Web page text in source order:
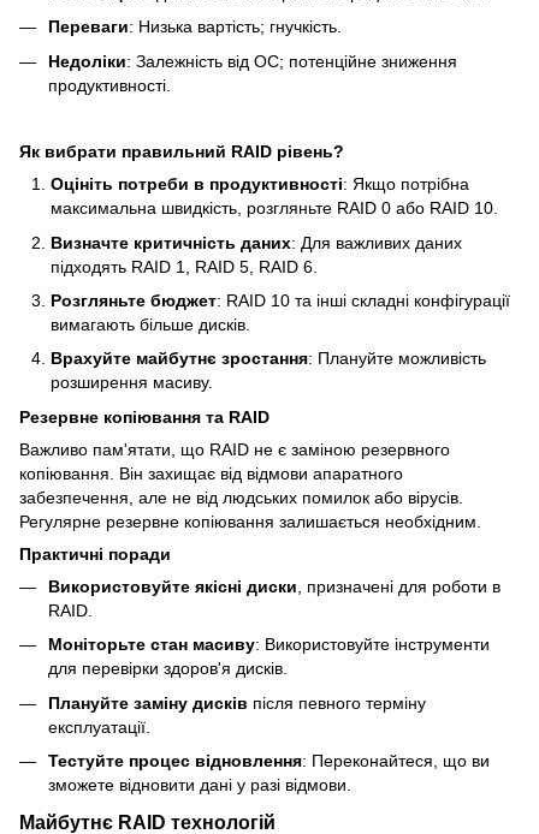
Переваги: Низька вартість; гнучкість.
Недоліки: Залежність від ОС; потенційне зниження
продуктивності.
Як вибрати правильний RAID рівень?
Оцініть потреби в продуктивності: Якщо потрібна
максимальна швидкість, розгляньте RAID 0 або RAID 10.
Визначте критичність даних: Для важливих даних
підходять RAID 1, RAID 5, RAID 6.
Розгляньте бюджет: RAID 10 та інші складні конфігурації
вимагають більше дисків.
Врахуйте майбутнє зростання: Плануйте можливість
розширення масиву.
Резервне копіювання та RAID
Важливо пам'ятати, що RAID не є заміною резервного
копіювання. Він захищає від відмови апаратного
забезпечення, але не від людських помилок або вірусів.
Регулярне резервне копіювання залишається необхідним.
Практичні поради
Використовуйте якісні диски , призначені для роботи в
RAID.
Моніторьте стан масиву: Використовуйте інструменти
для перевірки здоров'я дисків.
Плануйте заміну дисків після певного терміну
експлуатації.
Тестуйте процес відновлення: Переконайтеся, що ви
зможете відновити дані у разі відмови.
Майбутнє RAID технологій